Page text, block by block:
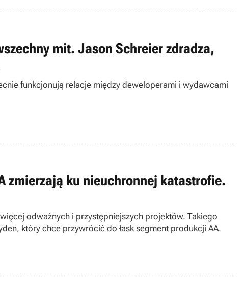
mit. Jason Schreier zdradza,
funkcjonują relacje między deweloperami i wydawcami
zmierzają ku nieuchronnej katastrofie.
odważnych i przystępniejszych projektów. Takiego
który chce przywrócić do łask segment produkcji AA.